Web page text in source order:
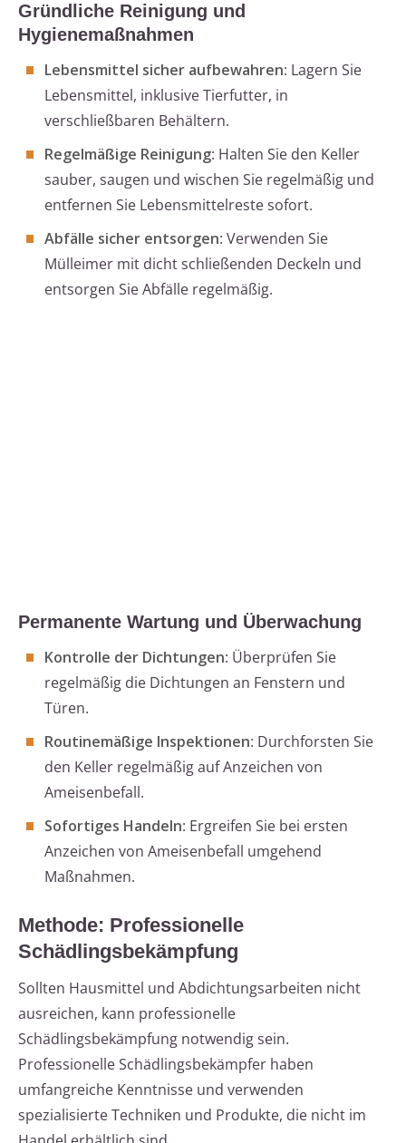
Gründliche Reinigung und
Hygienemaßnahmen
Lebensmittel sicher aufbewahren: Lagern Sie
Lebensmittel, inklusive Tierfutter, in
verschließbaren Behältern.
Regelmäßige Reinigung: Halten Sie den Keller
sauber, saugen und wischen Sie regelmäßig und
entfernen Sie Lebensmittelreste sofort.
Abfälle sicher entsorgen: Verwenden Sie
Mülleimer mit dicht schließenden Deckeln und
entsorgen Sie Abfälle regelmäßig.
Permanente Wartung und Überwachung
Kontrolle der Dichtungen: Überprüfen Sie
regelmäßig die Dichtungen an Fenstern und
Türen.
Routinemäßige Inspektionen: Durchforsten Sie
den Keller regelmäßig auf Anzeichen von
Ameisenbefall.
Sofortiges Handeln: Ergreifen Sie bei ersten
Anzeichen von Ameisenbefall umgehend
Maßnahmen.
Methode: Professionelle
Schädlingsbekämpfung
Sollten Hausmittel und Abdichtungsarbeiten nicht
ausreichen, kann professionelle
Schädlingsbekämpfung notwendig sein.
Professionelle Schädlingsbekämpfer haben
umfangreiche Kenntnisse und verwenden
spezialisierte Techniken und Produkte, die nicht im